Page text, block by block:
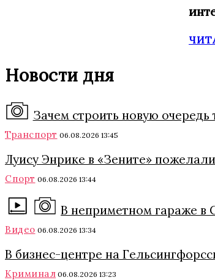
Новости дня
Зачем строить новую
Транспорт 06.08.2026 13:45
Луису Энрике в «Зените»
Спорт 06.08.2026 13:44
В неприметном гараже в
Видео 06.08.2026 13:34
В бизнес-центре на
Криминал 06.08.2026 13:23